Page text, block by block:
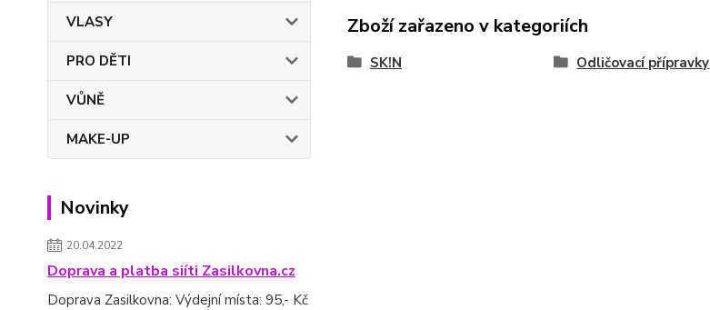
VLASY
PRO DĚTI
VŮNĚ
MAKE-UP
Novinky
20.04.2022
Doprava a platba siíti Zasilkovna.cz
Doprava Zasilkovna: Výdejní místa: 95,- Kč
Zboží zařazeno v kategoriích
SK!N Odličovací přípravky